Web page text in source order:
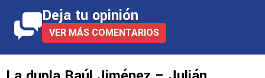
Deja tu opinión
VER MÁS COMENTARIOS